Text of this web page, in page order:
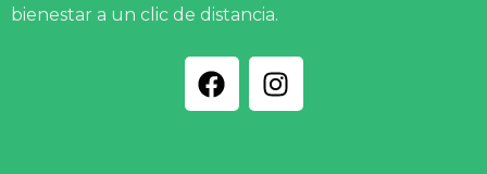
bienestar a un clic de distancia.